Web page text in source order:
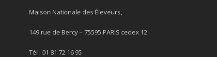
Maison Nationale des Éleveurs,
149 rue de Bercy – 75595 PARIS cedex 12
Tél : 01 81 72 16 95